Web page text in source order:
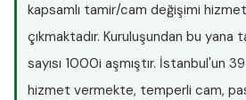
kapsamlı tamir/cam değişimi
çıkmaktadır. Kuruluşundan bu yana
sayısı 1000i aşmıştır. İstanbul'un
hizmet vermekte, temperli cam,